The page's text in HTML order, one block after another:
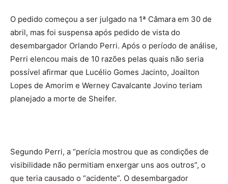
O pedido começou a ser julgado na 1ª Câmara em 30 de
abril, mas foi suspensa após pedido de vista do
desembargador Orlando Perri. Após o período de análise,
Perri elencou mais de 10 razões pelas quais não seria
possível afirmar que Lucélio Gomes Jacinto, Joailton
Lopes de Amorim e Werney Cavalcante Jovino teriam
planejado a morte de Sheifer.
Segundo Perri, a “perícia mostrou que as condições de
visibilidade não permitiam enxergar uns aos outros”, o
que teria causado o “acidente”. O desembargador